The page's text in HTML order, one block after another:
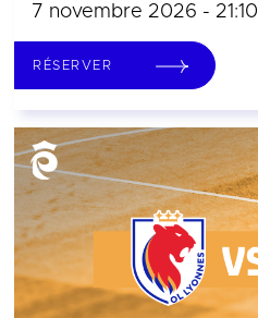
7 novembre 2026 - 21:10
RÉSERVER